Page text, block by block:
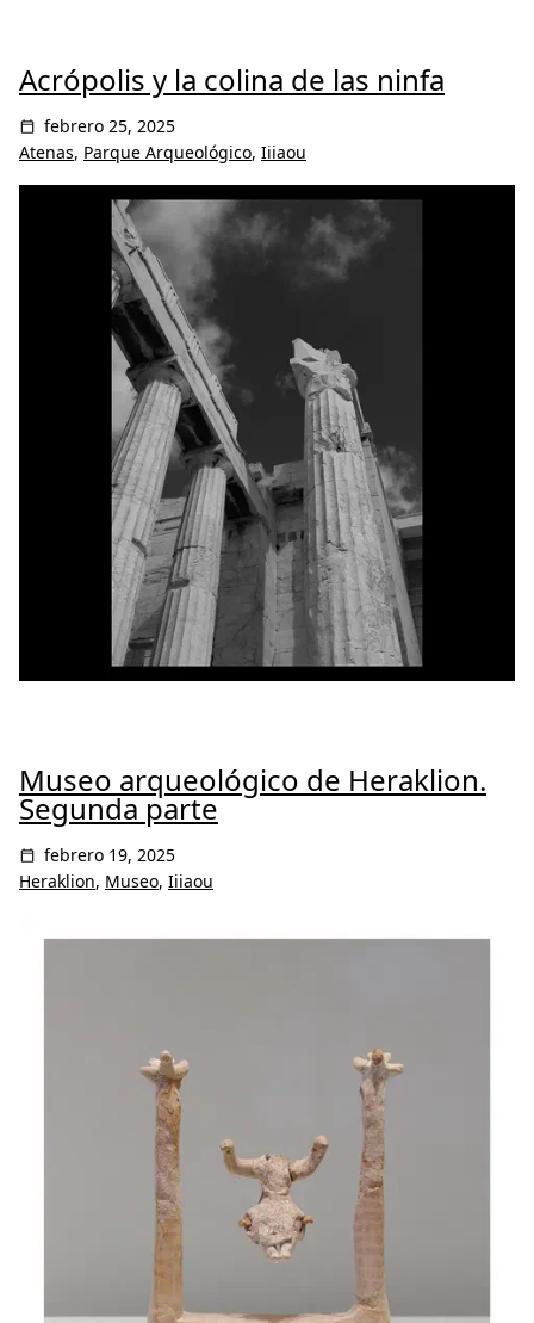
Acrópolis y la colina de las ninfa
febrero 25, 2025
Atenas, Parque Arqueológico, Iiiaou
Museo arqueológico de Heraklion.
Segunda parte
febrero 19, 2025
Heraklion, Museo, Iiiaou